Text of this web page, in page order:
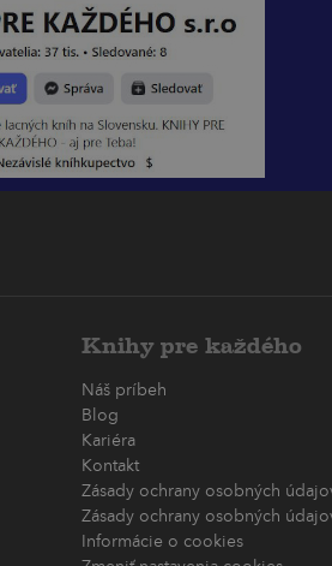
Knihy pre každého
Náš príbeh
Blog
Kariéra
Kontakt
Zásady ochrany osobných
Zásady ochrany osobných
Informácie o cookies